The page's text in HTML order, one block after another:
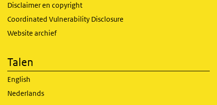
Disclaimer en copyright
Coordinated Vulnerability Disclosure
Website archief
Talen
English
Nederlands